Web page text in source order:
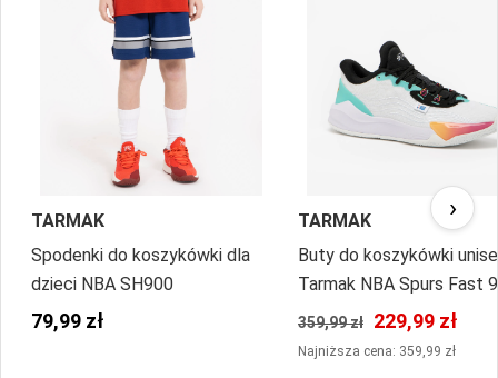
TARMAK
Spodenki do koszykówki dla
dzieci NBA SH900
79,99 zł
TARMAK
Buty do koszykówki
Tarmak NBA Spurs Fast
Low-1
359,99 zł 229,99 zł
Najniższa cena: 359,99 zł
›